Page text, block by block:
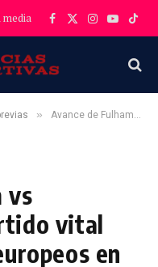
media Facebook
X
Instagram
YouTube
» Avance de Fulham vs Bournemouth: partido vital para los puestos europeos en Craven Cottage
vs
vital
en